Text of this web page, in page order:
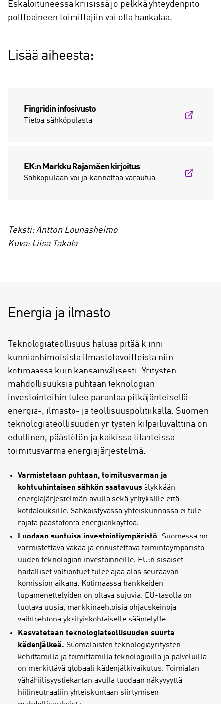
Eskaloituneessa kriisissä jo pelkkä yhteydenpito
polttoaineen toimittajiin voi olla hankalaa.
Lisää aiheesta:
Fingridin infosivusto
Tietoa sähköpulasta
EK:n Markku Rajamäen kirjoitus
Sähköpulaan voi ja kannattaa varautua
Teksti: Antton Lounasheimo
Kuva: Liisa Takala
Energia ja ilmasto
Teknologiateollisuus haluaa pitää kiinni
kunnianhimoisista ilmastotavoitteista niin
kotimaassa kuin kansainvälisesti. Yritysten
mahdollisuuksia puhtaan teknologian
investointeihin tulee parantaa pitkäjänteisellä
energia-, ilmasto- ja teollisuuspolitiikalla. Suomen
teknologiateollisuuden yritysten kilpailuvalttina on
edullinen, päästötön ja kaikissa tilanteissa
toimitusvarma energiajärjestelmä.
Varmistetaan puhtaan, toimitusvarman ja
kohtuuhintaisen sähkön saatavuus älykkään
energiajärjestelmän avulla sekä yrityksille että
kotitalouksille. Sähköistyvässä yhteiskunnassa ei tule
rajata päästötöntä energiankäyttöä.
Luodaan suotuisa investointiympäristö. Suomessa on
varmistettava vakaa ja ennustettava toimintaympäristö
uuden teknologian investoinneille. EU:n sisäiset,
haitalliset valtiontuet tulee ajaa alas seuraavan
komission aikana. Kotimaassa hankkeiden
lupamenettelyiden on oltava sujuvia. EU-tasolla on
luotava uusia, markkinaehtoisia ohjauskeinoja
vaihtoehtona yksityiskohtaiselle sääntelylle.
Kasvatetaan teknologiateollisuuden suurta
kädenjälkeä. Suomalaisten teknologiayritysten
kehittämillä ja toimittamilla teknologioilla ja palveluilla
on merkittävä globaali kädenjälkivaikutus. Toimialan
vähähiilisyystiekartan avulla tuodaan näkyvyyttä
hiilineutraaliin yhteiskuntaan siirtymisen